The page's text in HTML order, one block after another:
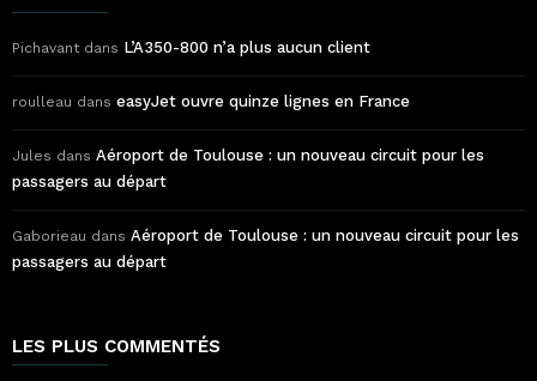
Pichavant dans L’A350-800 n’a plus aucun client
roulleau dans easyJet ouvre quinze lignes en France
Jules dans Aéroport de Toulouse : un nouveau circuit pour les
passagers au départ
Gaborieau dans Aéroport de Toulouse : un nouveau circuit pour les
passagers au départ
LES PLUS COMMENTÉS